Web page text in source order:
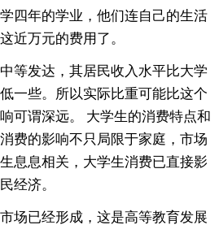
四年的学业，他们连自己的生活
近万元的费用了。
发达，其居民收入水平比大学
一些。所以实际比重可能比这个
可谓深远。 大学生的消费特点和
费的影响不只局限于家庭，市场
息息相关，大学生消费已直接影
经济。
已经形成，这是高等教育发展